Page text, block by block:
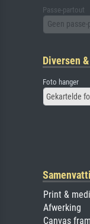
Passe-partout
Geen
Diversen
Foto hanger
Gekartelde
Print &
Afwerking
Canvas